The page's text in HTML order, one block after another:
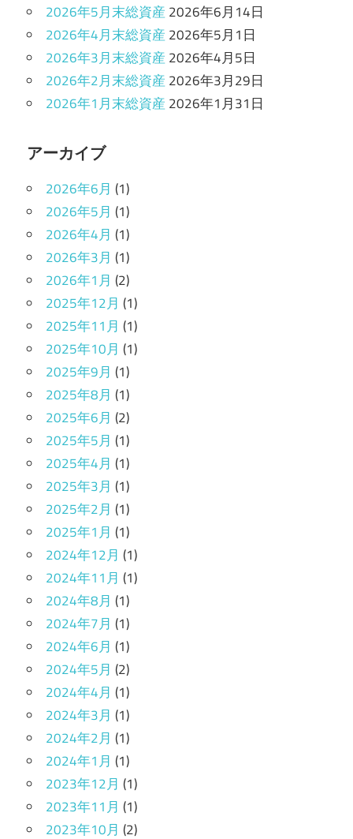
2026年5月末総資産2026年6月14日
2026年4月末総資産2026年5月1日
2026年3月末総資産2026年4月5日
2026年2月末総資産2026年3月29日
2026年1月末総資産2026年1月31日
アーカイブ
2026年6月 (1)
2026年5月 (1)
2026年4月 (1)
2026年3月 (1)
2026年1月 (2)
2025年12月 (1)
2025年11月 (1)
2025年10月 (1)
2025年9月 (1)
2025年8月 (1)
2025年6月 (2)
2025年5月 (1)
2025年4月 (1)
2025年3月 (1)
2025年2月 (1)
2025年1月 (1)
2024年12月 (1)
2024年11月 (1)
2024年8月 (1)
2024年7月 (1)
2024年6月 (1)
2024年5月 (2)
2024年4月 (1)
2024年3月 (1)
2024年2月 (1)
2024年1月 (1)
2023年12月 (1)
2023年11月 (1)
2023年10月 (2)